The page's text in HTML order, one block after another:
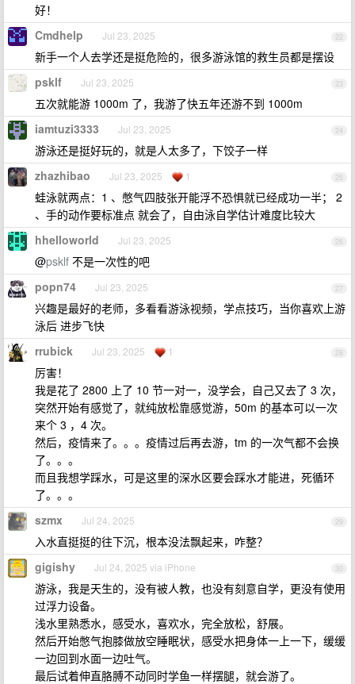
好！
22
Cmdhelp Jul 23, 2025
新手一个人去学还是挺危险的，很多游泳馆的救生员都是摆设
23
psklf Jul 23, 2025
五次就能游 1000m 了，我游了快五年还游不到 1000m
24
iamtuzi3333 Jul 23, 2025
游泳还是挺好玩的，就是人太多了，下饺子一样
25
zhazhibao Jul 23, 2025 1
蛙泳就两点：1 、憋气四肢张开能浮不恐惧就已经成功一半； 2
、手的动作要标准点 就会了，自由泳自学估计难度比较大
26
hhelloworld Jul 23, 2025
@psklf 不是一次性的吧
27
popn74 Jul 23, 2025
兴趣是最好的老师，多看看游泳视频，学点技巧，当你喜欢上游
泳后 进步飞快
28
rrubick Jul 23, 2025 1
厉害！
我是花了 2800 上了 10 节一对一，没学会，自己又去了 3 次，
突然开始有感觉了，就纯放松靠感觉游，50m 的基本可以一次
来个 3 ，4 次。
然后，疫情来了。。。疫情过后再去游，tm 的一次气都不会换
了。。。
而且我想学踩水，可是这里的深水区要会踩水才能进，死循环
了。。。
29
szmx Jul 24, 2025
入水直挺挺的往下沉，根本没法飘起来，咋整？
30
gigishy Jul 24, 2025 via iPhone
游泳，我是天生的，没有被人教，也没有刻意自学，更没有使用
过浮力设备。
浅水里熟悉水，感受水，喜欢水，完全放松，舒展。
然后开始憋气抱膝做放空睡眠状，感受水把身体一上一下，缓缓
一边回到水面一边吐气。
最后试着伸直胳膊不动同时学鱼一样摆腿，就会游了。